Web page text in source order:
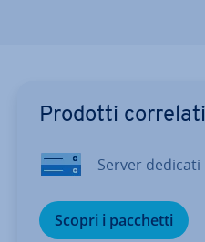
Prodotti correlati
Server dedicati
Scopri i pacchetti